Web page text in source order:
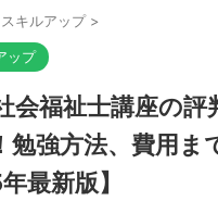
キルアップ >
ップ
会福祉士講座の評
勉強方法、費用ま
最新版】